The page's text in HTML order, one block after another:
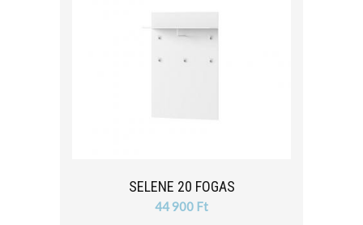
SELENE 20 FOGAS
44 900 Ft